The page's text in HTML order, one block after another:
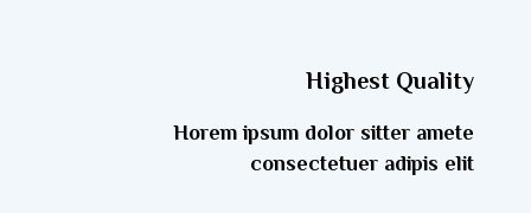
Highest Quality
Horem ipsum dolor sitter amete
consectetuer adipis elit